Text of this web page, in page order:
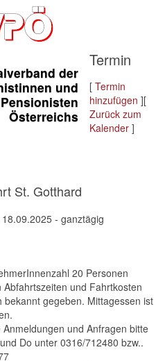
der
und
Pensionisten
Österreichs
Termin
[ Termin
hinzufügen ][
Zurück zum
Kalender ]
St. Gotthard
- ganztägig
20 Personen
Abfahrtszeiten und Fahrtkosten
bekannt gegeben. Mittagessen ist
Anmeldungen und Anfragen bitte
Do unter 0316/712480 bzw..